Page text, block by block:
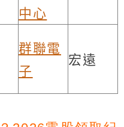
中心
群聯電
子
宏遠